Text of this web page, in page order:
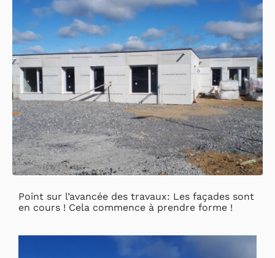
Point sur l’avancée des travaux: Les façades sont
en cours ! Cela commence à prendre forme !